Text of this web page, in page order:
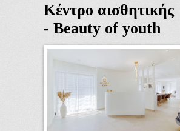
Κέντρο αισθητικής
- Beauty of youth